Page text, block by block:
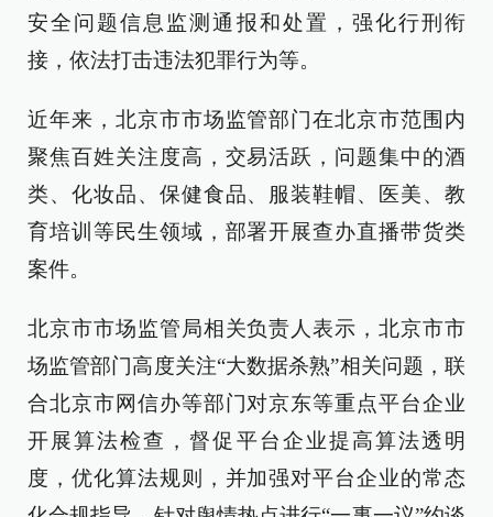
安全问题信息监测通报和处置，强化行刑衔
接，依法打击违法犯罪行为等。
近年来，北京市市场监管部门在北京市范围内
聚焦百姓关注度高，交易活跃，问题集中的酒
类、化妆品、保健食品、服装鞋帽、医美、教
育培训等民生领域，部署开展查办直播带货类
案件。
北京市市场监管局相关负责人表示，北京市市
场监管部门高度关注“大数据杀熟”相关问题，联
合北京市网信办等部门对京东等重点平台企业
开展算法检查，督促平台企业提高算法透明
度，优化算法规则，并加强对平台企业的常态